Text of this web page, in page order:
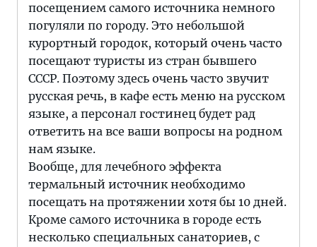
посещением самого источника немного
погуляли по городу. Это небольшой
курортный городок, который очень часто
посещают туристы из стран бывшего
СССР. Поэтому здесь очень часто звучит
русская речь, в кафе есть меню на русском
языке, а персонал гостинец будет рад
ответить на все ваши вопросы на родном
нам языке.
Вообще, для лечебного эффекта
термальный источник необходимо
посещать на протяжении хотя бы 10 дней.
Кроме самого источника в городе есть
несколько специальных санаториев, с